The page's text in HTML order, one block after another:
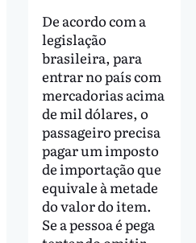
De acordo com a
legislação
brasileira, para
entrar no país com
mercadorias acima
de mil dólares, o
passageiro precisa
pagar um imposto
de importação que
equivale à metade
do valor do item.
Se a pessoa é pega